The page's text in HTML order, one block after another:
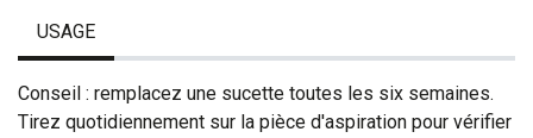
USAGE
Conseil : remplacez une sucette toutes les six semaines.
Tirez quotidiennement sur la pièce d'aspiration pour vérifier